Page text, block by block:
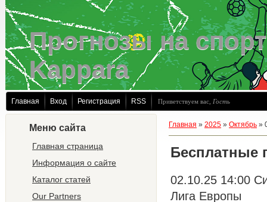
Прогнозы на
Kappara
Главная Вход Регистрация RSS Приветствуем вас Гость
Меню сайта
Главная страница
Информация о сайте
Каталог статей
Our Partners
Главная » 2025 » Октябрь »
Бесплатные
02.10.25 14:00
Лига Европы